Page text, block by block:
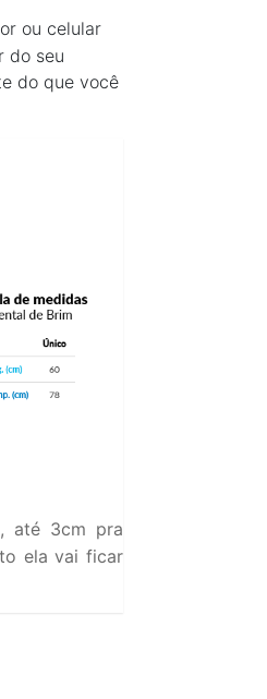
ou celular
do seu
do que você
até 3cm pra
ela vai ficar